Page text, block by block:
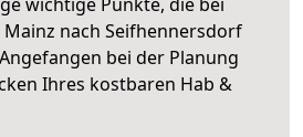
nach Seifhennersdorf
Angefangen bei der Planung
Ihres kostbaren Hab &